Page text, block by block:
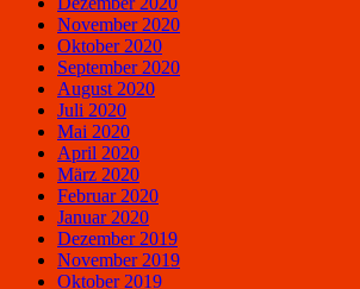
November 2020
Oktober 2020
September 2020
August 2020
Juli 2020
Mai 2020
April 2020
März 2020
Februar 2020
Januar 2020
Dezember 2019
November 2019
Oktober 2019